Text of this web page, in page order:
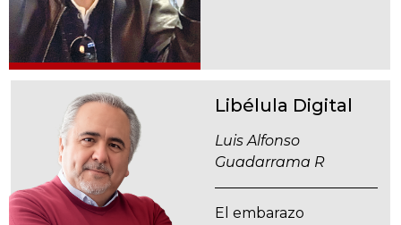
Libélula Digital
Luis Alfonso
Guadarrama R
El embarazo